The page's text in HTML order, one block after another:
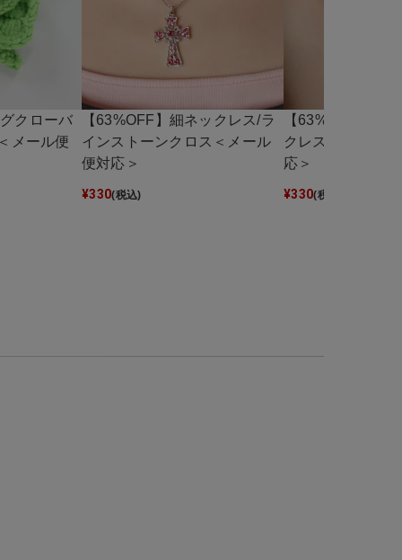
クローバ
メール便
【63%OFF】細ネックレス/ラ
インストーンクロス＜メール
便対応＞
¥330(税込)
【63%OFF】細
クレス/モチーフ
応＞
¥330(税込)